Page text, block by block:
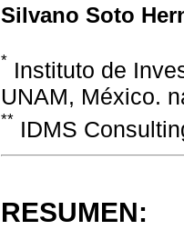
Silvano Soto
* Instituto de
UNAM, México.
** IDMS
RESUMEN: